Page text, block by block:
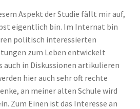
Aspekt der Studie fällt mir auf,
eigentlich bin. Im Internat bin
politisch interessierten
zum Leben entwickelt
auch in Diskussionen artikulieren
hier auch sehr oft rechte
an meiner alten Schule wird
Zum Einen ist das Interesse an